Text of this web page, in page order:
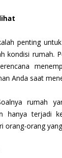
penting
kondisi rumah.
Anda saat
rumah
hanya terjadi
orang-orang